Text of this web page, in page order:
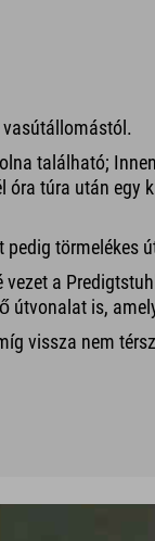
található;
óra túra után egy
törmelékes
a
útvonalat is,
vissza nem